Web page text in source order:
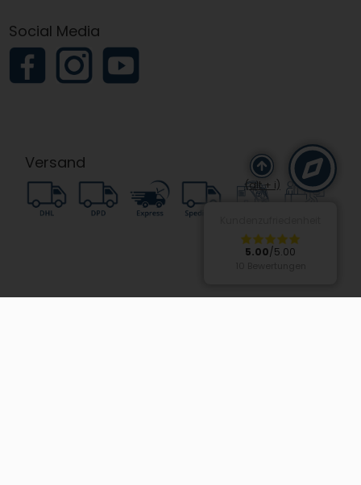
Social Media
Versand
(alt + i)
5.00/5.00